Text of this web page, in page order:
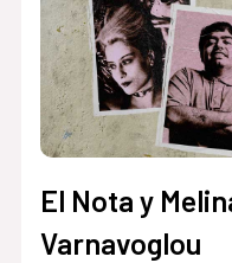
El Nota y
Varnavoglou